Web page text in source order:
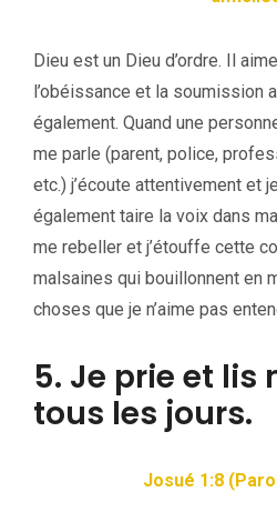
Dieu est un Dieu d’ordre. Il
l’obéissance et la soumission
également. Quand une
me parle (parent, police,
etc.) j’écoute attentivement et
également taire la voix dans
me rebeller et j’étouffe cette
malsaines qui bouillonnent en
choses que je n’aime pas
5. Je prie et lis
tous les jours.
Josué 1:8